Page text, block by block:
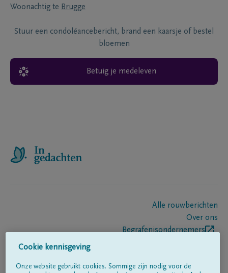
Woonachtig te Brugge
Stuur een condoléancebericht, brand een kaarsje of bestel
bloemen
Betuig je medeleven
Alle rouwberichten
Over ons
Begrafenisondernemers
Cookie kennisgeving
Onze website gebruikt cookies. Sommige zijn nodig voor de